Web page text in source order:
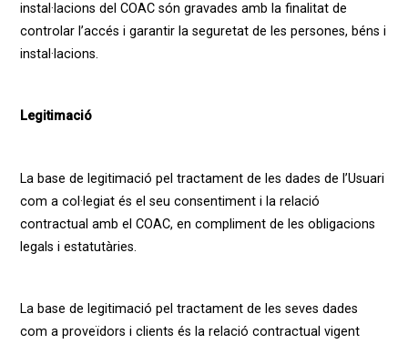
instal·lacions del COAC són gravades amb la finalitat de
controlar l’accés i garantir la seguretat de les persones, béns i
instal·lacions.
Legitimació
La base de legitimació pel tractament de les dades de l’Usuari
com a col·legiat és el seu consentiment i la relació
contractual amb el COAC, en compliment de les obligacions
legals i estatutàries.
La base de legitimació pel tractament de les seves dades
com a proveïdors i clients és la relació contractual vigent